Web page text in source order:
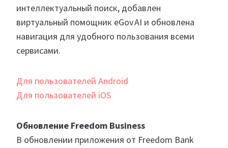
интеллектуальный поиск, добавлен
виртуальный помощник eGov AI и обновлена
навигация для удобного пользования всеми
сервисами.
Для пользователей Android
Для пользователей iOS
Обновление Freedom Business
В обновлении приложения от Freedom Bank